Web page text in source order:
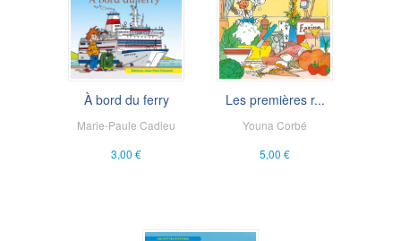
À bord du ferry
Marie-Paule Cadieu
3,00 €
Les premières r...
Youna Corbé
5,00 €